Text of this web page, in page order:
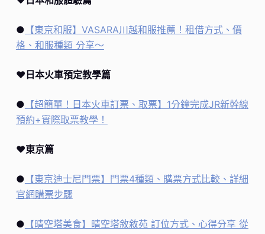
● 【東京和服】VASARA川越和服推薦！租借方式、價
格、和服種類 分享～
♥ 日本火車預定教學篇
● 【超簡單！日本火車訂票、取票】1分鐘完成JR新幹線
預約+實際取票教學！
♥東京篇
● 【東京迪士尼門票】門票4種類、購票方式比較、詳細
官網購票步驟
● 【晴空塔美食】晴空塔敘敘苑 訂位方式、心得分享 從